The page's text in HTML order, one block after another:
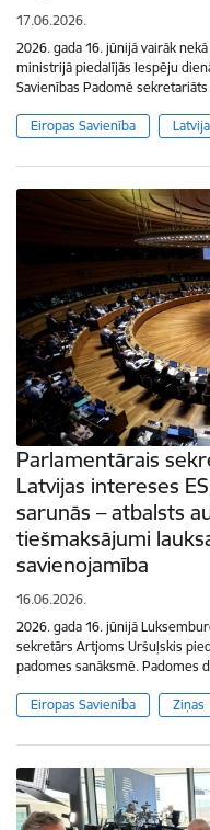
17.06.2026.
2026. gada 16. jūnijā vairāk
ministrijā piedalījās Iespēju
Savienības Padomē
Eiropas Savienība
Parlamentārais
Latvijas intereses
sarunās – atbalsts
tiešmaksājumi
savienojamība
16.06.2026.
2026. gada 16. jūnijā
sekretārs Artjoms Uršuļskis
padomes sanāksmē. Padomes
Eiropas Savienība Ziņas